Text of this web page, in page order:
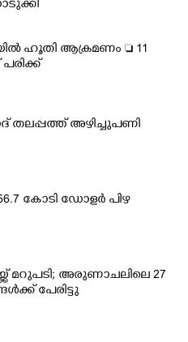
ഹൂതി ആക്രമണം  11
തലപ്പത്ത് അഴിച്ചുപണി
56.7 കോടി ഡോളർ പിഴ
മറുപടി; അരുണാചലിലെ 27
പേരിട്ടു